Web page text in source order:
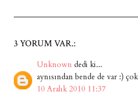
3 YORUM VAR.:
Unknown dedi ki...
aynısından bende de var :)
10 Aralık 2010 11:37